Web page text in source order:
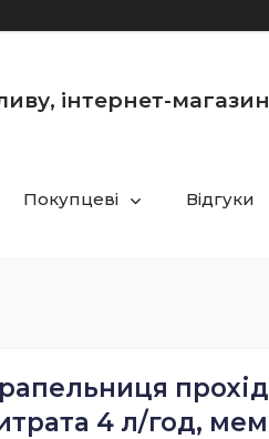
інтернет-
Покупцеві Відгуки
4 л/год,